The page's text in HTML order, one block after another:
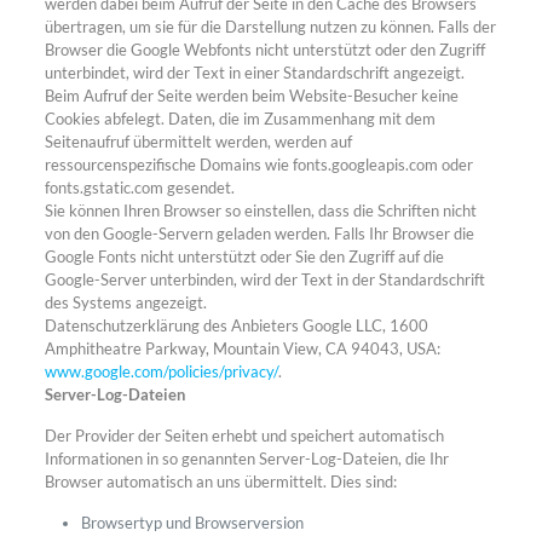
übertragen, um sie für die Darstellung nutzen zu können. Falls der
Browser die Google Webfonts nicht unterstützt oder den Zugriff
unterbindet, wird der Text in einer Standardschrift angezeigt.
Beim Aufruf der Seite werden beim Website-Besucher keine
Cookies abfelegt. Daten, die im Zusammenhang mit dem
Seitenaufruf übermittelt werden, werden auf
ressourcenspezifische Domains wie fonts.googleapis.com oder
fonts.gstatic.com gesendet.
Sie können Ihren Browser so einstellen, dass die Schriften nicht
von den Google-Servern geladen werden. Falls Ihr Browser die
Google Fonts nicht unterstützt oder Sie den Zugriff auf die
Google-Server unterbinden, wird der Text in der Standardschrift
des Systems angezeigt.
Datenschutzerklärung des Anbieters Google LLC, 1600
Amphitheatre Parkway, Mountain View, CA 94043, USA:
www.google.com/policies/privacy/.
Server-Log-Dateien
Der Provider der Seiten erhebt und speichert automatisch
Informationen in so genannten Server-Log-Dateien, die Ihr
Browser automatisch an uns übermittelt. Dies sind:
Browsertyp und Browserversion